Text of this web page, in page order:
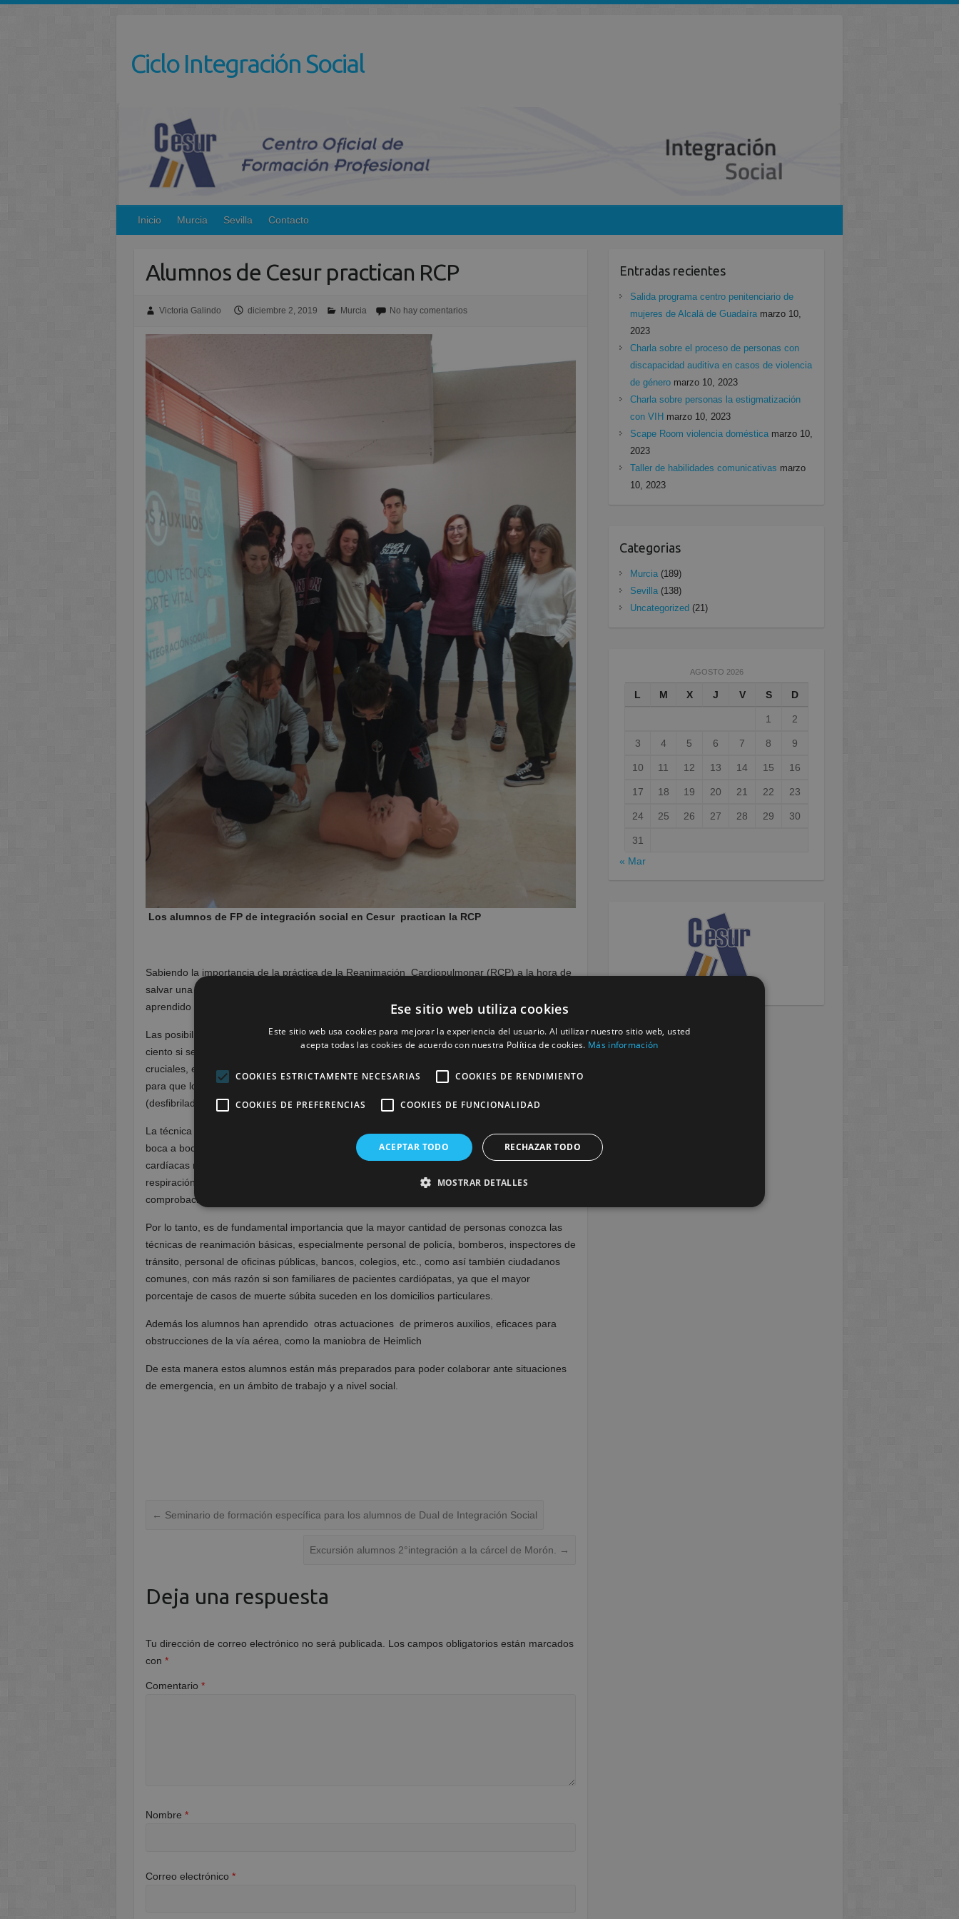
Ciclo Integración Social
Inicio Murcia Sevilla Contacto
Alumnos de Cesur practican RCP
Victoria Galindo diciembre 2, 2019 Murcia No hay comentarios
Los alumnos de FP de integración social en Cesur practican la RCP
Sabiendo la importancia de la práctica de la Reanimación Cardiopulmonar (RCP) a la hora de
salvar una vida, los alumnos de Integración social, en el módulo de Primeros Auxilios, han
aprendido la técnica de RCP.
Las posibilidades de supervivencia de una persona que padece este accidente es de un 70 por
ciento si se actúa antes de que llegue un servicio de emergencia. Los primeros minutos son
cruciales, es importante actuar rápidamente, no quedarse anulado y comenzar la reanimación
para que los órganos no se encuentren tan dañados cuando llegue el servicio médico
(desfibrilador y Atención Vital Cardiopulmonar Avanzada).
La técnica del RCP combina respiración boca a boca y compresiones cardíacas. La respiración
boca a boca suministra oxígeno a los pulmones de la persona, mientras que las compresiones
cardíacas mantienen la sangre oxigenada circulando hasta que se puedan restablecer la
respiración y las palpitaciones cardíacas. Las prácticas incluyen la apertura de la vía aérea,
comprobación de la respiración, masaje cardíaco y ventilaciones.
Por lo tanto, es de fundamental importancia que la mayor cantidad de personas conozca las
técnicas de reanimación básicas, especialmente personal de policía, bomberos, inspectores de
tránsito, personal de oficinas públicas, bancos, colegios, etc., como así también ciudadanos
comunes, con más razón si son familiares de pacientes cardiópatas, ya que el mayor
porcentaje de casos de muerte súbita suceden en los domicilios particulares.
Además los alumnos han aprendido otras actuaciones de primeros auxilios, eficaces para
obstrucciones de la vía aérea, como la maniobra de Heimlich
De esta manera estos alumnos están más preparados para poder colaborar ante situaciones
de emergencia, en un ámbito de trabajo y a nivel social.
← Seminario de formación específica para los alumnos de Dual de Integración Social
Excursión alumnos 2°integración a la cárcel de Morón. →
Deja una respuesta
Tu dirección de correo electrónico no será publicada.
Los campos obligatorios están marcados
con*
Comentario*
Nombre*
Correo electrónico*
Entradas recientes
Salida programa centro penitenciario de
mujeres de Alcalá de Guadaíra marzo 10,
2023
Charla sobre el proceso de personas con
discapacidad auditiva en casos de violencia
de género marzo 10, 2023
Charla sobre personas la estigmatización
con VIH marzo 10, 2023
Scape Room violencia doméstica marzo 10,
2023
Taller de habilidades comunicativas marzo
10, 2023
Categorias
Murcia(189)
Sevilla(138)
Uncategorized (21)
AGOSTO 2026
L M X J V S D
1 2
3 4 5 6 7 8 9
10 11 12 13 14 15 16
17 18 19 20 21 22 23
24 25 26 27 28 29 30
31
« Mar
Ese sitio web utiliza cookies
Este sitio web usa cookies para mejorar la experiencia del usuario. Al utilizar nuestro sitio web, usted
acepta todas las cookies de acuerdo con nuestra Política de cookies. Más información
COOKIES ESTRICTAMENTE NECESARIAS COOKIES DE RENDIMIENTO
COOKIES DE PREFERENCIAS COOKIES DE FUNCIONALIDAD
ACEPTAR TODO RECHAZAR TODO
MOSTRAR DETALLES